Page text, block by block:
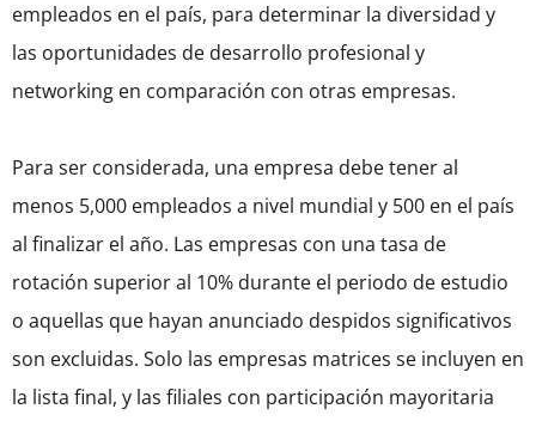
empleados en el país, para determinar la diversidad y
las oportunidades de desarrollo profesional y
networking en comparación con otras empresas.
Para ser considerada, una empresa debe tener al
menos 5,000 empleados a nivel mundial y 500 en el país
al finalizar el año. Las empresas con una tasa de
rotación superior al 10% durante el periodo de estudio
o aquellas que hayan anunciado despidos significativos
son excluidas. Solo las empresas matrices se incluyen en
la lista final, y las filiales con participación mayoritaria